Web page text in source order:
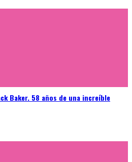
Baker. 58 años de una increíble